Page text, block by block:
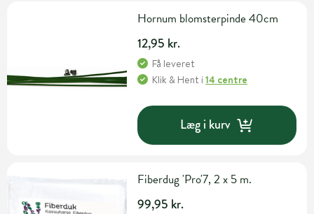
Hornum blomsterpinde 40cm
12,95 kr.
Få leveret
Klik & Hent i14 centre
Læg i kurv
Fiberdug 'Pro'7, 2 x 5 m.
99,95 kr.